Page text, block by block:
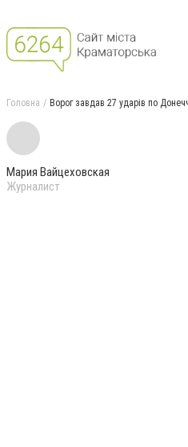
Головна Ворог завдав 27 ударів по
Мария Вайцеховская
Журналист